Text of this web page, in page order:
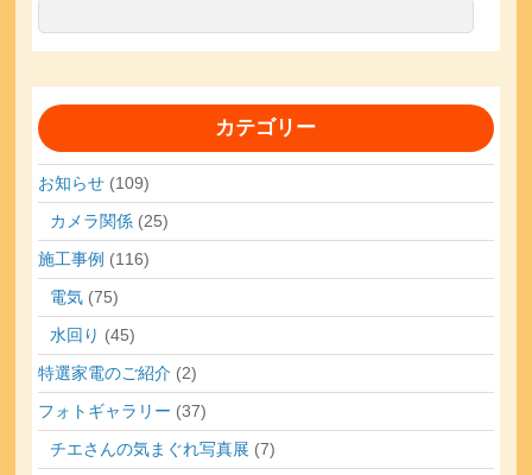
カテゴリー
お知らせ (109)
カメラ関係 (25)
施工事例 (116)
電気 (75)
水回り (45)
特選家電のご紹介 (2)
フォトギャラリー (37)
チエさんの気まぐれ写真展 (7)